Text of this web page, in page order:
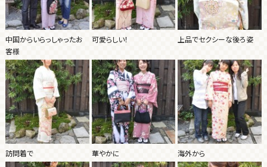
中国からいらっしゃったお
客様
可愛らしい！ 上品でセクシーな後ろ姿
訪問着で 華やかに 海外から